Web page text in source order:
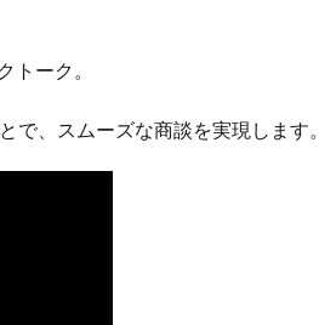
トーク。
、スムーズな商談を実現します。